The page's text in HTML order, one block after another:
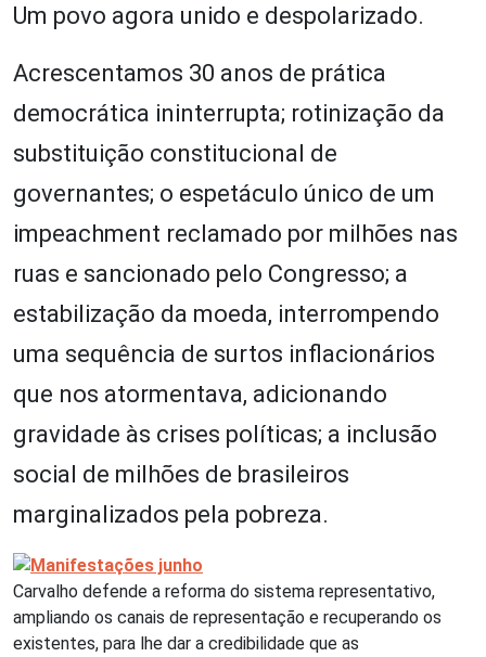
Um povo agora unido e despolarizado.
Acrescentamos 30 anos de prática
democrática ininterrupta; rotinização da
substituição constitucional de
governantes; o espetáculo único de um
impeachment reclamado por milhões nas
ruas e sancionado pelo Congresso; a
estabilização da moeda, interrompendo
uma sequência de surtos inflacionários
que nos atormentava, adicionando
gravidade às crises políticas; a inclusão
social de milhões de brasileiros
marginalizados pela pobreza.
Carvalho defende a reforma do sistema representativo,
ampliando os canais de representação e recuperando os
existentes, para lhe dar a credibilidade que as